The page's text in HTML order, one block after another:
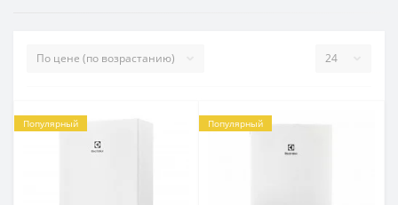
Популярный Популярный